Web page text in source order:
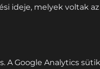
ideje, melyek voltak
A Google Analytics